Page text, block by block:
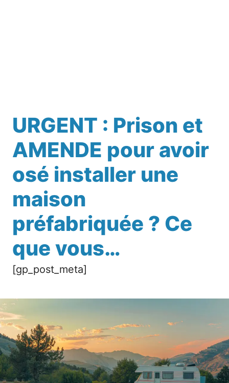
URGENT : Prison et
AMENDE pour avoir
osé installer une
maison
préfabriquée ? Ce
que vous…
[gp_post_meta]